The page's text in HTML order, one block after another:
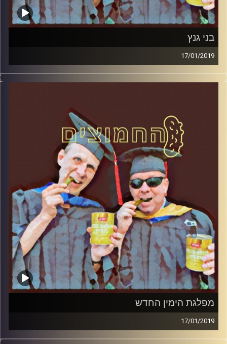
בני גנץ
17/01/2019
פרופסור בועז בן-דוד ופרופסור גלעד הירשברגר
קרדיט תמונות:AudioVersity
מפלגת הימין החדש
17/01/2019
פרופסור בועז בן-דוד ופרופסור גלעד הירשברגר